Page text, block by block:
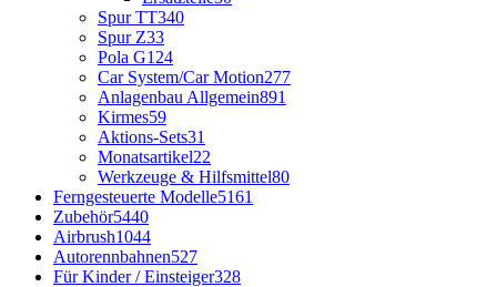
Spur TT340
Spur Z33
Pola G124
Car System/Car Motion277
Anlagenbau Allgemein891
Kirmes59
Aktions-Sets31
Monatsartikel22
Werkzeuge & Hilfsmittel80
Ferngesteuerte Modelle5161
Zubehör5440
Airbrush1044
Autorennbahnen527
Für Kinder / Einsteiger328